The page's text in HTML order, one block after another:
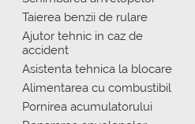
Taierea benzii de rulare
Ajutor tehnic in caz de
accident
Asistenta tehnica la blocare
Alimentarea cu combustibil
Pornirea acumulatorului